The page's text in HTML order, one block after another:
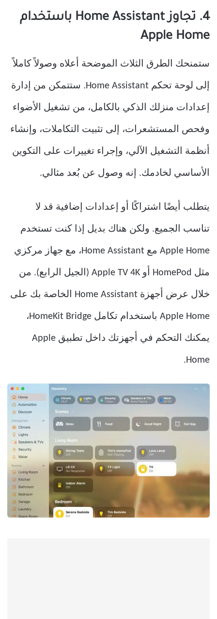
4. تجاوز Home Assistant باستخدام
Apple Home
ستمنحك الطرق الثلاث الموضحة أعلاه وصولاً كاملاً
إلى لوحة تحكم Home Assistant. ستتمكن من إدارة
إعدادات منزلك الذكي بالكامل، من تشغيل الأضواء
وفحص المستشعرات، إلى تثبيت التكاملات، وإنشاء
أنظمة التشغيل الآلي، وإجراء تغييرات على التكوين
الأساسي لخادمك. إنه وصول عن بُعد مثالي.
يتطلب أيضًا اشتراكًا أو إعدادات إضافية قد لا
تناسب الجميع. ولكن هناك بديل إذا كنت تستخدم
Apple Home مع Home Assistant، مع جهاز مركزي
مثل HomePod أو Apple TV 4K (الجيل الرابع). من
خلال عرض أجهزة Home Assistant الخاصة بك على
Apple Home باستخدام تكامل HomeKit Bridge،
يمكنك التحكم في أجهزتك داخل تطبيق Apple
Home.